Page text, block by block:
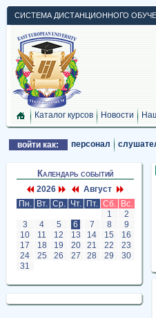
СИСТЕМА ДИСТАНЦИОННОГО
Каталог курсов Новости
войти как: персонал
Календарь событий
2026
Август
Пн.
Вт. Ср. Чт. Пт. Сб.
Вс.
1
2
3
4 5 6 7 8
9
10
11 12 13 14 15
16
17
18 19 20 21 22
23
24
25 26 27 28 29
30
31